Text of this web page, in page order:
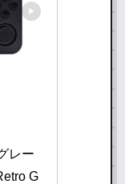
レー
G